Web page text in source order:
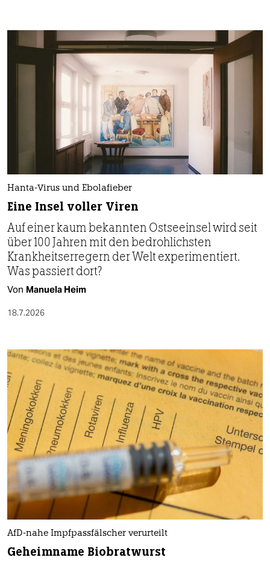
Hanta-Virus und Ebolafieber
Eine Insel voller Viren
Auf einer kaum bekannten Ostseeinsel wird seit
über 100 Jahren mit den bedrohlichsten
Krankheitserregern der Welt experimentiert.
Was passiert dort?
Von Manuela Heim
18.7.2026
AfD-nahe Impfpassfälscher verurteilt
Geheimname Biobratwurst